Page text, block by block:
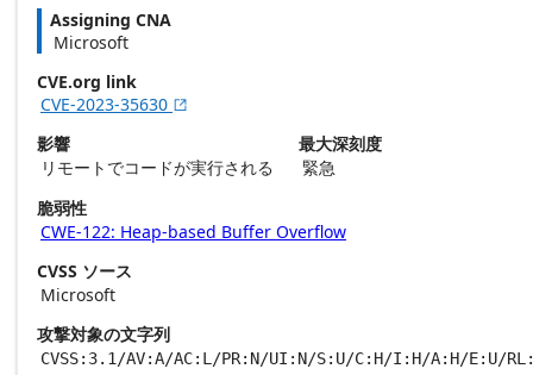
Assigning CNA
Microsoft
CVE.org link
CVE-2023-35630 
影響
リモートでコードが実行される
最大深刻度
緊急
脆弱性
CWE-122: Heap-based Buffer Overflow
CVSS ソース
Microsoft
攻撃対象の文字列
CVSS:3.1/AV:A/AC:L/PR:N/UI:N/S:U/C:H/I:H/A:H/E:U/